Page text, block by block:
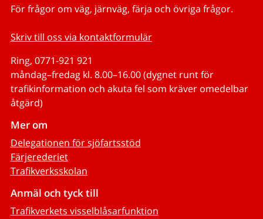
För frågor om väg, järnväg, färja och övriga frågor.
Skriv till oss via kontaktformulär
Ring, 0771-921 921
måndag–fredag kl. 8.00–16.00 (dygnet runt för
trafikinformation och akuta fel som kräver omedelbar
åtgärd)
Mer om
Delegationen för sjöfartsstöd
Färjerederiet
Trafikverksskolan
Anmäl och tyck till
Trafikverkets visselblåsarfunktion